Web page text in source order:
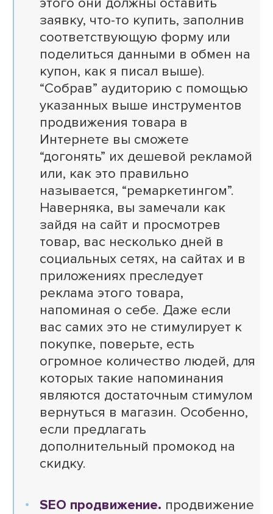
заявку, что-то купить, заполнив
соответствующую форму или
поделиться данными в обмен на
купон, как я писал выше).
“Собрав” аудиторию с помощью
указанных выше инструментов
продвижения товара в
Интернете вы сможете
“догонять” их дешевой рекламой
или, как это правильно
называется, “ремаркетингом”.
Наверняка, вы замечали как
зайдя на сайт и просмотрев
товар, вас несколько дней в
социальных сетях, на сайтах и в
приложениях преследует
реклама этого товара,
напоминая о себе. Даже если
вас самих это не стимулирует к
покупке, поверьте, есть
огромное количество людей, для
которых такие напоминания
являются достаточным стимулом
вернуться в магазин. Особенно,
если предлагать
дополнительный промокод на
скидку.
SEO продвижение. продвижение